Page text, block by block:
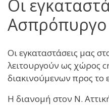
Οι
Ασπρόπυργο
Οι εγκαταστάσεις μας
λειτουργούν ως χώρος
διακινούμενων προς το
Η διανομή στον Ν.